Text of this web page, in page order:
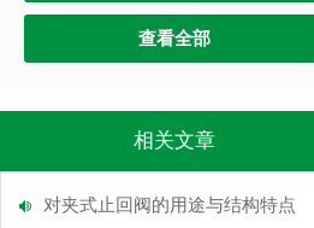
查看全部
相关文章
对夹式止回阀的用途与结构特点